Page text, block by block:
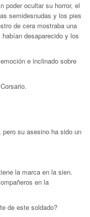
poder ocultar su horror, el
semidesnudas y los pies
de cera mostraba una
desaparecido y los
e inclinado sobre
su asesino ha sido un
la marca en la sien.
en la
de este soldado?